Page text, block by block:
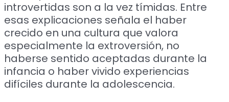
introvertidas son a la vez tímidas. Entre
esas explicaciones señala el haber
crecido en una cultura que valora
especialmente la extroversión, no
haberse sentido aceptadas durante la
infancia o haber vivido experiencias
difíciles durante la adolescencia.